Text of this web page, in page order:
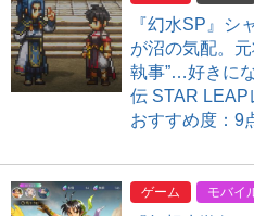
『幻水SP』シ
が沼の気配。
執事”…好きに
伝 STAR LEAP
おすすめ度：9
ゲーム モバイ